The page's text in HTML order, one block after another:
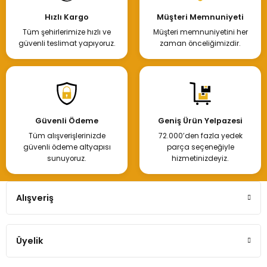
Hızlı Kargo
Tüm şehirlerimize hızlı ve
güvenli teslimat yapıyoruz.
Müşteri Memnuniyeti
Müşteri memnuniyetini her
zaman önceliğimizdir.
Güvenli Ödeme
Tüm alışverişlerinizde
güvenli ödeme altyapısı
sunuyoruz.
Geniş Ürün Yelpazesi
72.000’den fazla yedek
parça seçeneğiyle
hizmetinizdeyiz.
Alışveriş
Üyelik